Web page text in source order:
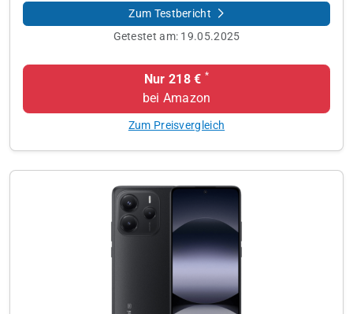
Zum Testbericht
Getestet am: 19.05.2025
Nur 218 € *
bei Amazon
Zum Preisvergleich